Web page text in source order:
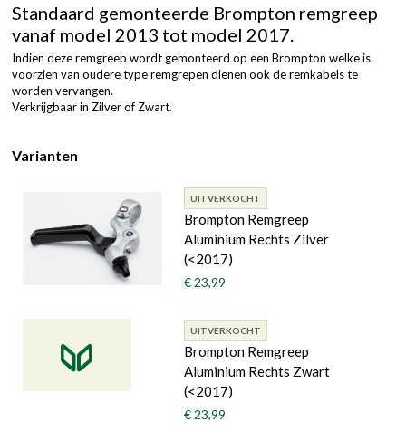
Standaard gemonteerde Brompton remgreep
vanaf model 2013 tot model 2017.
Indien deze remgreep wordt gemonteerd op een Brompton welke is
voorzien van oudere type remgrepen dienen ook de remkabels te
worden vervangen.
Verkrijgbaar in Zilver of Zwart.
Varianten
UITVERKOCHT
Brompton Remgreep
Aluminium Rechts Zilver
(<2017)
€ 23,99
UITVERKOCHT
Brompton Remgreep
Aluminium Rechts Zwart
(<2017)
€ 23,99